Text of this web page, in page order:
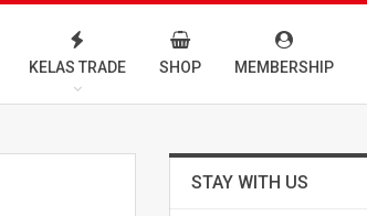
KELAS TRADE SHOP MEMBERSHIP
STAY WITH US